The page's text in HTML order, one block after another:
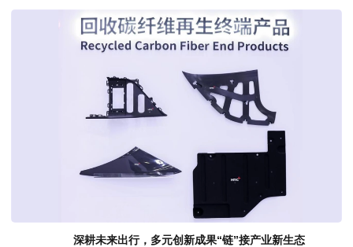
深耕未来出行，多元创新成果“链”接产业新生态